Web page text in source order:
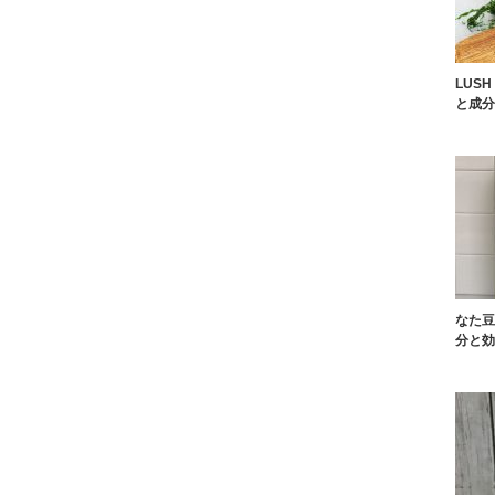
と成
なた
分と